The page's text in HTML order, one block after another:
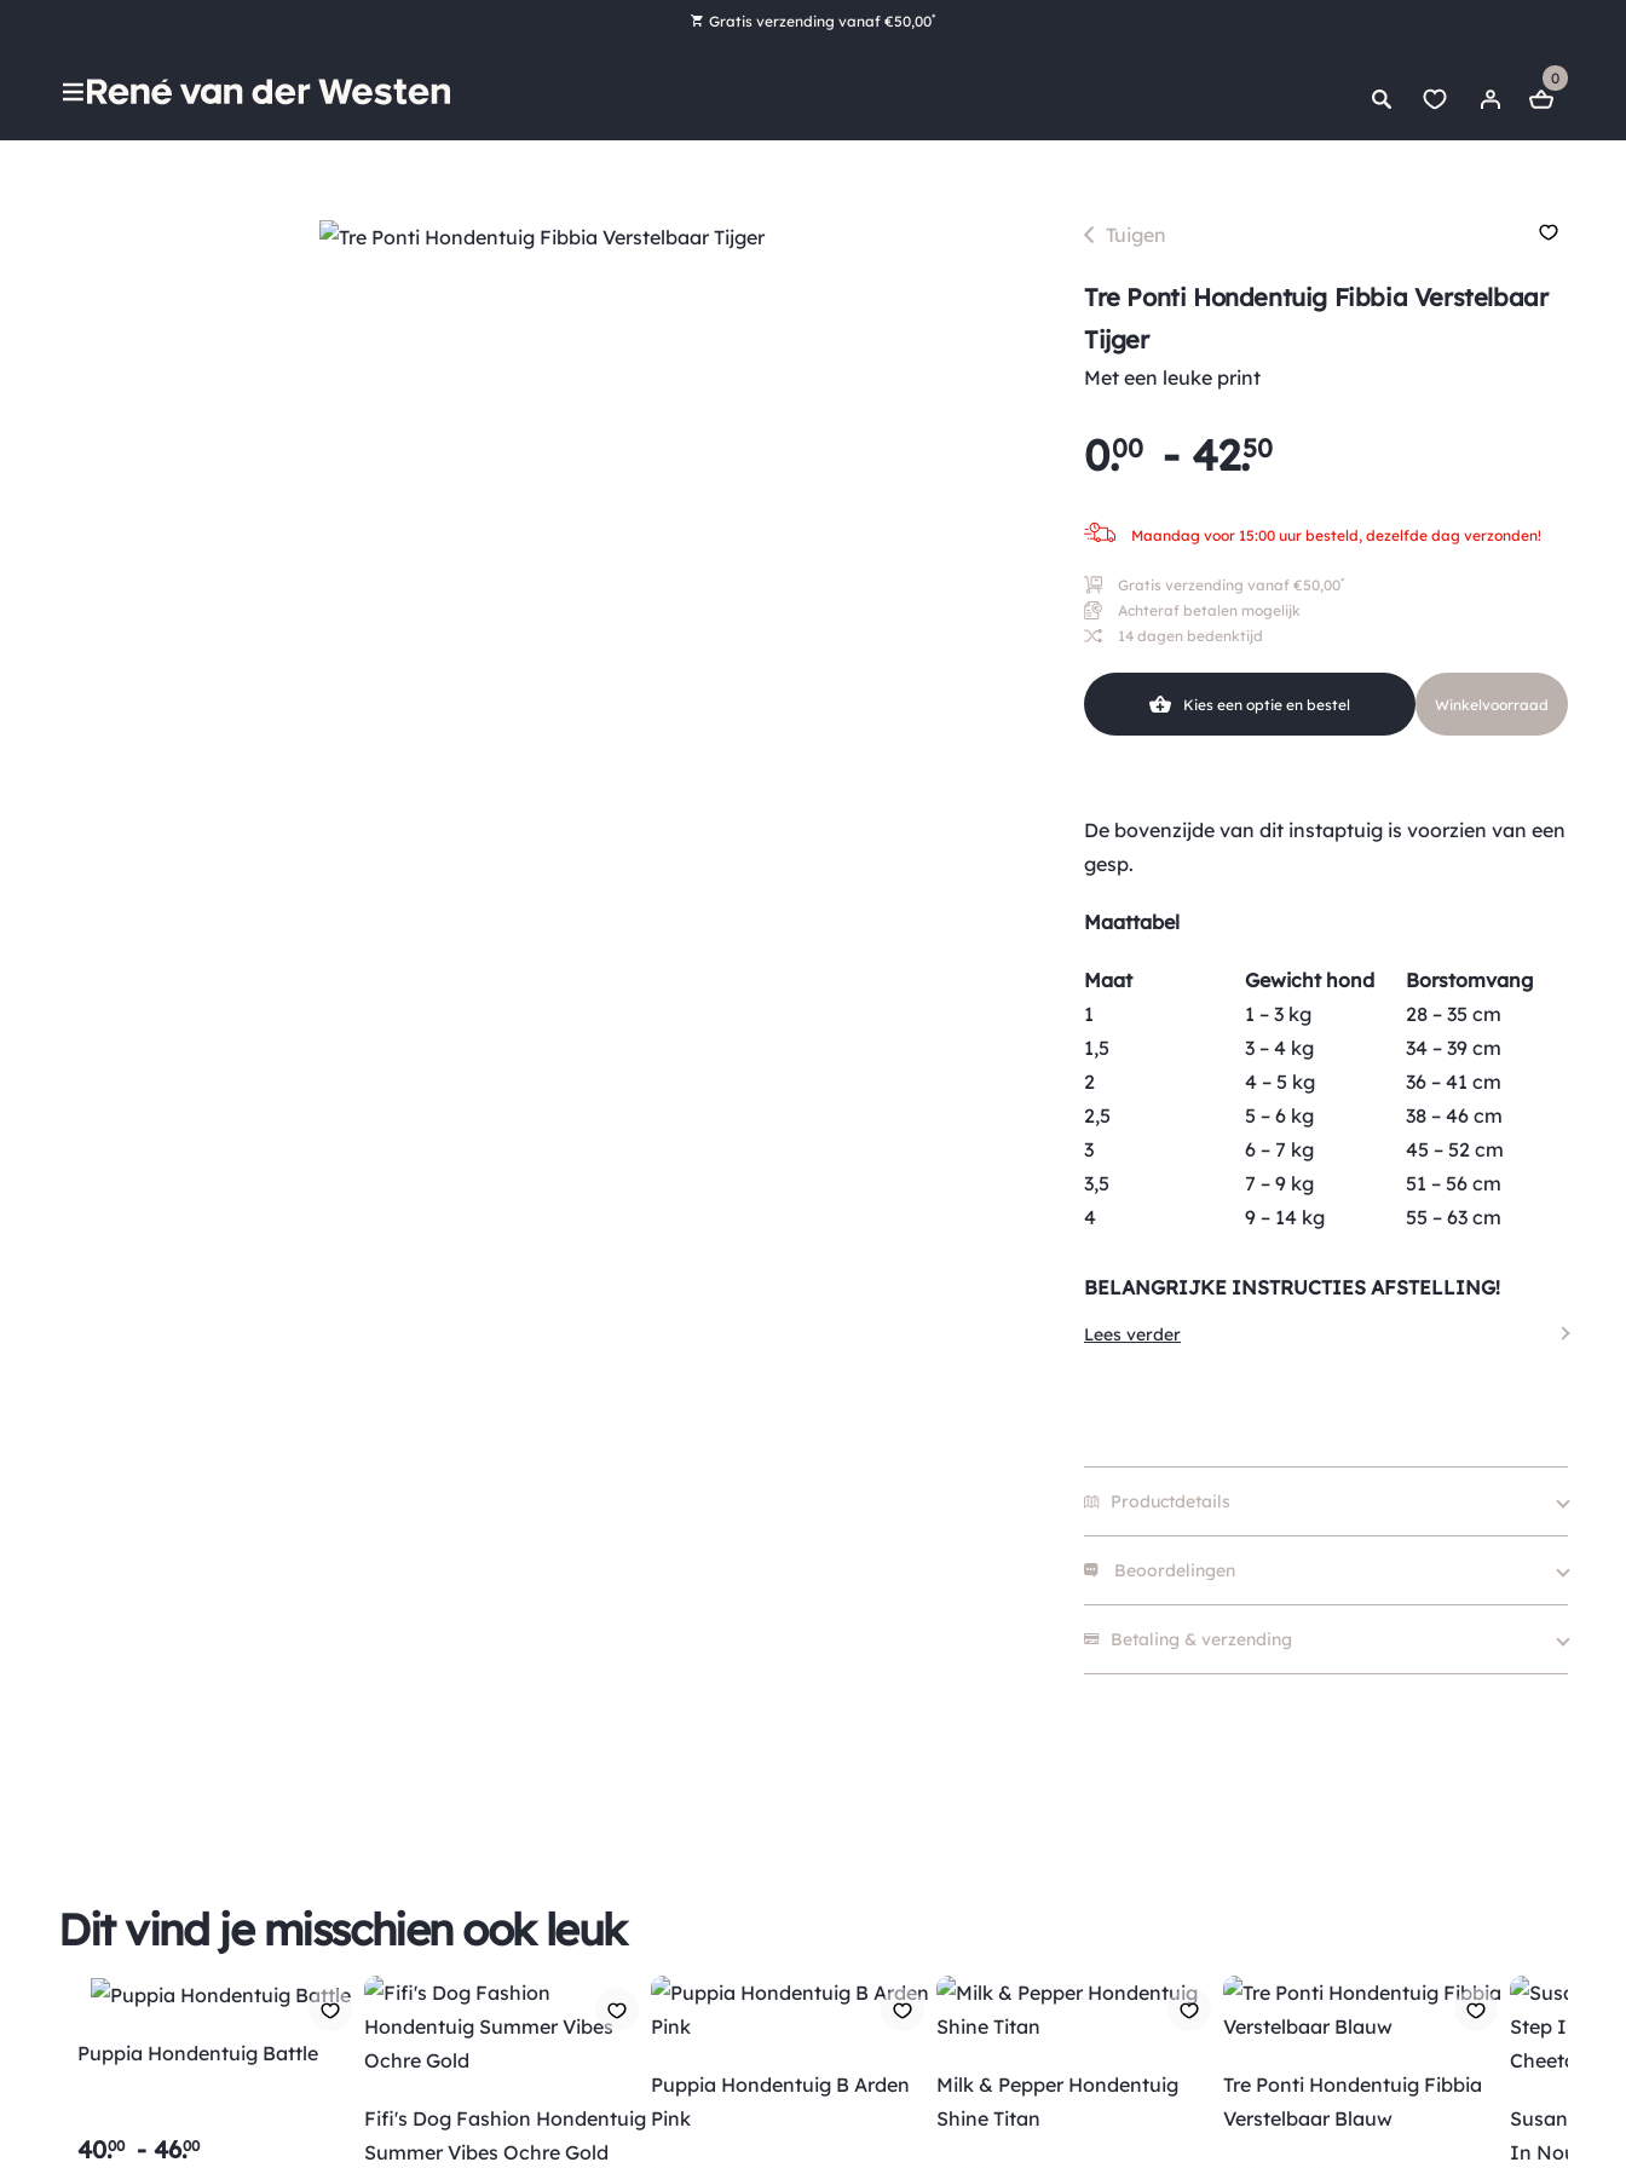
Gratis verzending vanaf €50,00*
0
Tuigen
Tre Ponti Hondentuig Fibbia Verstelbaar
Tijger
Met een leuke print
0.00 - 42.50
Maandag voor 15:00 uur besteld, dezelfde dag verzonden!
Gratis verzending vanaf €50,00*
Achteraf betalen mogelijk
14 dagen bedenktijd
Kies een optie en bestel Winkelvoorraad
De bovenzijde van dit instaptuig is voorzien van een
gesp.
Maattabel
Maat Gewicht hond
Borstomvang
1
1 – 3 kg
28 – 35 cm
1,5
3 – 4 kg
34 – 39 cm
2
4 – 5 kg
36 – 41 cm
2,5
5 – 6 kg
38 – 46 cm
3
6 – 7 kg
45 – 52 cm
3,5
7 – 9 kg
51 – 56 cm
4
9 – 14 kg 55 – 63 cm
BELANGRIJKE INSTRUCTIES AFSTELLING!
Lees verder
Productdetails
Size
Merk
Tre Ponti
Kleur
Beoordelingen
Betaling & verzending
Dit vind je misschien ook leuk
Puppia Hondentuig Battle
40.00 - 46.00
Fifi's Dog Fashion Hondentuig
Summer Vibes Ochre Gold
Puppia Hondentuig B Arden
Pink
Milk & Pepper Hondentuig
Shine Titan
Tre Ponti Hondentuig Fibbia
Verstelbaar Blauw
Susan
In Nouveau